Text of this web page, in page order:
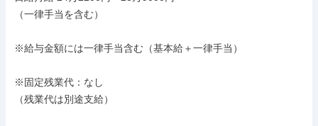
（一律手当を含む）
※給与金額には一律手当含む（基本給＋一律手当）
※固定残業代：なし
（残業代は別途支給）